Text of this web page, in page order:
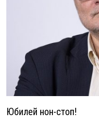
Юбилей нон-стоп!